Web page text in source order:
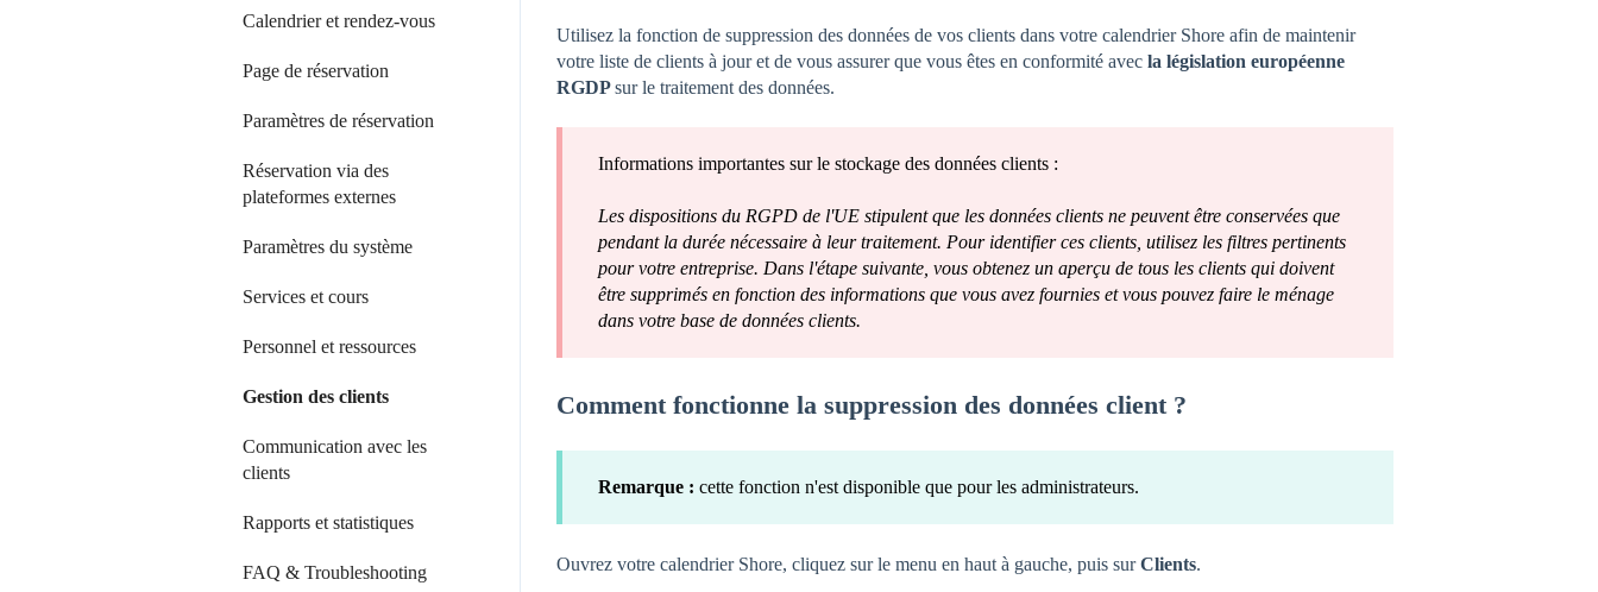
Utilisez la fonction de suppression des données de vos clients dans votre calendrier Shore afin de maintenir
votre liste de clients à jour et de vous assurer que vous êtes en conformité avec la législation européenne
RGDPsur le traitement des données.
Informations importantes sur le stockage des données clients :
Les dispositions du RGPD de l'UE stipulent que les données clients ne peuvent être conservées que
pendant la durée nécessaire à leur traitement. Pour identifier ces clients, utilisez les filtres pertinents
pour votre entreprise. Dans l'étape suivante, vous obtenez un aperçu de tous les clients qui doivent
être supprimés en fonction des informations que vous avez fournies et vous pouvez faire le ménage
dans votre base de données clients.
Comment fonctionne la suppression des données client ?
Remarque : cette fonction n'est disponible que pour les administrateurs.
Ouvrez votre calendrier Shore, cliquez sur le menu en haut à gauche, puis surClients.
Calendrier et rendez-vous
Page de réservation
Paramètres de réservation
Réservation via des
plateformes externes
Paramètres du système
Services et cours
Personnel et ressources
Gestion des clients
Communication avec les
clients
Rapports et statistiques
FAQ & Troubleshooting